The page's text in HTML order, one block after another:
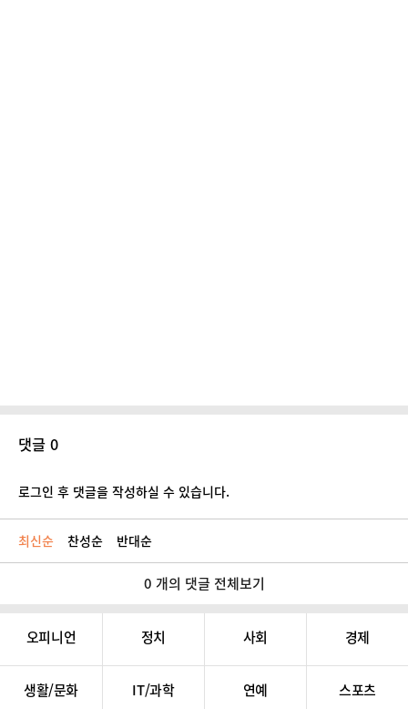
댓글 0
로그인 후 댓글을 작성하실 수 있습니다.
최신순 찬성순 반대순
0 개의 댓글 전체보기
오피니언 정치 사회 경제
생활/문화 IT/과학 연예 스포츠